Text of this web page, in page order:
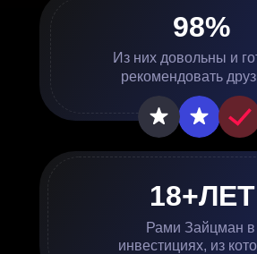
Из них довольны и
рекомендовать
98%
18+ЛЕТ
Рами Зайцман в
инвестициях, из